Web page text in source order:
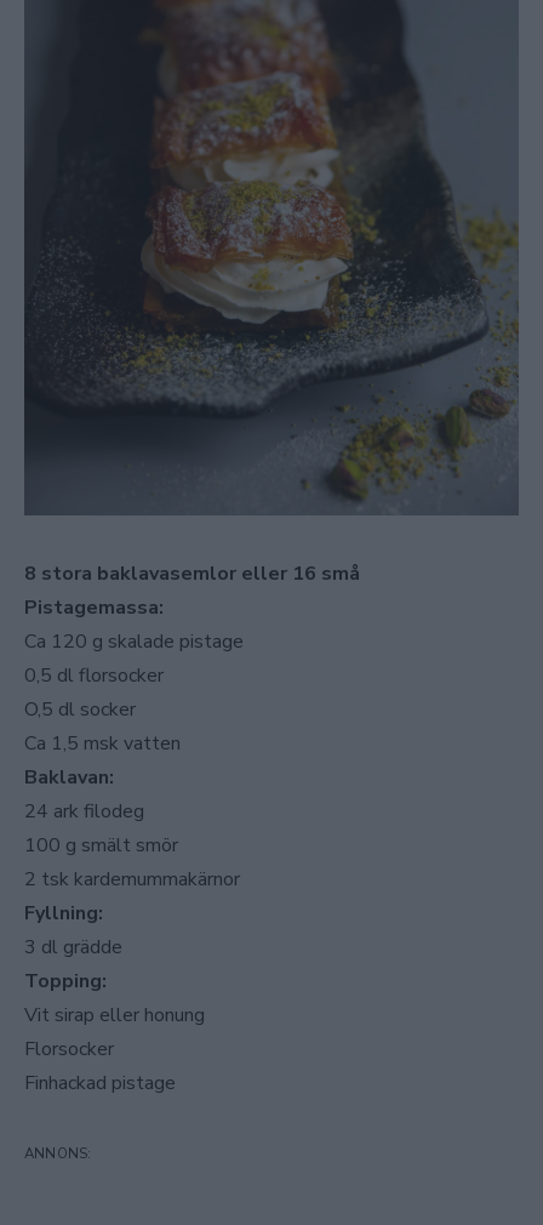
8 stora baklavasemlor eller 16 små
Pistagemassa:
Ca 120 g skalade pistage
0,5 dl florsocker
O,5 dl socker
Ca 1,5 msk vatten
Baklavan:
24 ark filodeg
100 g smält smör
2 tsk kardemummakärnor
Fyllning:
3 dl grädde
Topping:
Vit sirap eller honung
Florsocker
Finhackad pistage